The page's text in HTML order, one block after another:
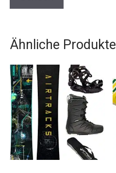
Ähnliche Produkte